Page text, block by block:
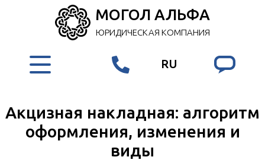
МОГОЛ АЛЬФА
ЮРИДИЧЕСКАЯ КОМПАНИЯ
RU
Акцизная накладная: алгоритм
оформления, изменения и
виды